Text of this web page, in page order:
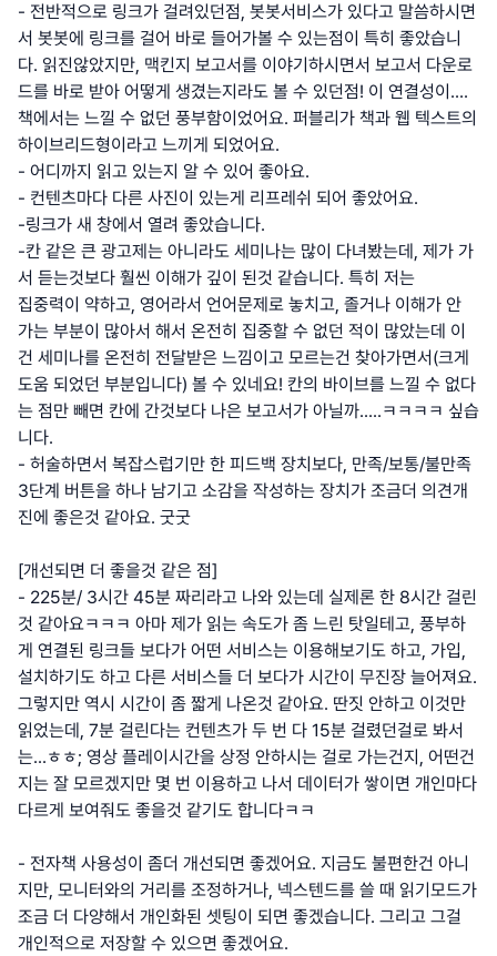
- 전반적으로 링크가 걸려있던점, 봇봇서비스가 있다고 말씀하시면
서 봇봇에 링크를 걸어 바로 들어가볼 수 있는점이 특히 좋았습니
다. 읽진않았지만, 맥킨지 보고서를 이야기하시면서 보고서 다운로
드를 바로 받아 어떻게 생겼는지라도 볼 수 있던점! 이 연결성이....
책에서는 느낄 수 없던 풍부함이었어요. 퍼블리가 책과 웹 텍스트의
하이브리드형이라고 느끼게 되었어요.
- 어디까지 읽고 있는지 알 수 있어 좋아요.
- 컨텐츠마다 다른 사진이 있는게 리프레쉬 되어 좋았어요.
-링크가 새 창에서 열려 좋았습니다.
-칸 같은 큰 광고제는 아니라도 세미나는 많이 다녀봤는데, 제가 가
서 듣는것보다 훨씬 이해가 깊이 된것 같습니다. 특히 저는
집중력이 약하고, 영어라서 언어문제로 놓치고, 졸거나 이해가 안
가는 부분이 많아서 해서 온전히 집중할 수 없던 적이 많았는데 이
건 세미나를 온전히 전달받은 느낌이고 모르는건 찾아가면서(크게
도움 되었던 부분입니다) 볼 수 있네요! 칸의 바이브를 느낄 수 없다
는 점만 빼면 칸에 간것보다 나은 보고서가 아닐까.....ㅋㅋㅋㅋ 싶습
니다.
- 허술하면서 복잡스럽기만 한 피드백 장치보다, 만족/보통/불만족
3단계 버튼을 하나 남기고 소감을 작성하는 장치가 조금더 의견개
진에 좋은것 같아요. 굿굿
[개선되면 더 좋을것 같은 점]
- 225분/ 3시간 45분 짜리라고 나와 있는데 실제론 한 8시간 걸린
것 같아요ㅋㅋㅋ 아마 제가 읽는 속도가 좀 느린 탓일테고, 풍부하
게 연결된 링크들 보다가 어떤 서비스는 이용해보기도 하고, 가입,
설치하기도 하고 다른 서비스들 더 보다가 시간이 무진장 늘어져요.
그렇지만 역시 시간이 좀 짧게 나온것 같아요. 딴짓 안하고 이것만
읽었는데, 7분 걸린다는 컨텐츠가 두 번 다 15분 걸렸던걸로 봐서
는...ㅎㅎ; 영상 플레이시간을 상정 안하시는 걸로 가는건지, 어떤건
지는 잘 모르겠지만 몇 번 이용하고 나서 데이터가 쌓이면 개인마다
다르게 보여줘도 좋을것 같기도 합니다ㅋㅋ
- 전자책 사용성이 좀더 개선되면 좋겠어요. 지금도 불편한건 아니
지만, 모니터와의 거리를 조정하거나, 넥스텐드를 쓸 때 읽기모드가
조금 더 다양해서 개인화된 셋팅이 되면 좋겠습니다. 그리고 그걸
개인적으로 저장할 수 있으면 좋겠어요.